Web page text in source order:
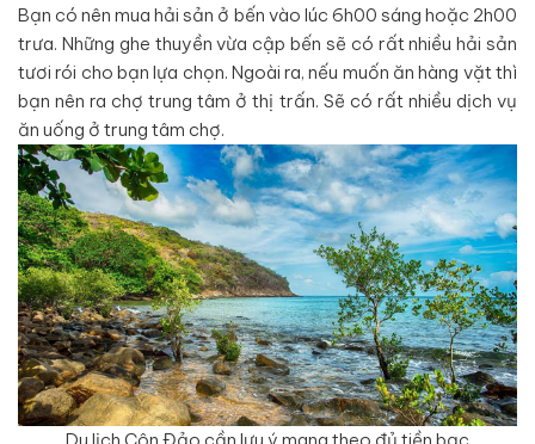
Bạn có nên mua hải sản ở bến vào lúc 6h00 sáng hoặc 2h00
trưa. Những ghe thuyền vừa cập bến sẽ có rất nhiều hải sản
tươi rói cho bạn lựa chọn. Ngoài ra, nếu muốn ăn hàng vặt thì
bạn nên ra chợ trung tâm ở thị trấn. Sẽ có rất nhiều dịch vụ
ăn uống ở trung tâm chợ.
Du lịch Côn Đảo cần lưu ý mang theo đủ tiền bạc